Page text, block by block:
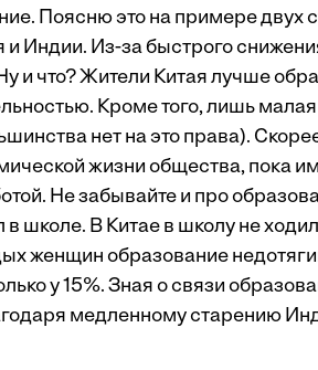
Поясню это на примере
и Индии. Из-за быстрого
и что? Жители Китая лучше
Кроме того, лишь малая
нет на это права).
жизни общества, пока
Не забывайте и про
школе. В Китае в школу не
женщин образование
у 15%. Зная о связи
медленному старению